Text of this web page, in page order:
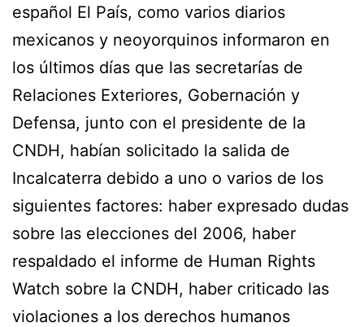
español El País, como varios diarios
mexicanos y neoyorquinos informaron en
los últimos días que las secretarías de
Relaciones Exteriores, Gobernación y
Defensa, junto con el presidente de la
CNDH, habían solicitado la salida de
Incalcaterra debido a uno o varios de los
siguientes factores: haber expresado dudas
sobre las elecciones del 2006, haber
respaldado el informe de Human Rights
Watch sobre la CNDH, haber criticado las
violaciones a los derechos humanos